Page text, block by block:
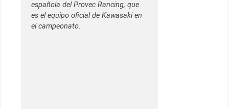
española del Provec Rancing, que
es el equipo oficial de Kawasaki en
el campeonato.